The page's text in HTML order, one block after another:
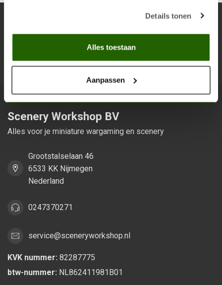
Details tonen
Alles toestaan
Aanpassen
Blijf op de hoogte over onze laatste acties
Scenery Workshop BV
Alles voor je miniature wargaming en scenery
Grootstalselaan 46
6533 KK Nijmegen
Nederland
0247370271
service@sceneryworkshop.nl
KVK nummer: 82287775
btw-nummer: NL862411981B01